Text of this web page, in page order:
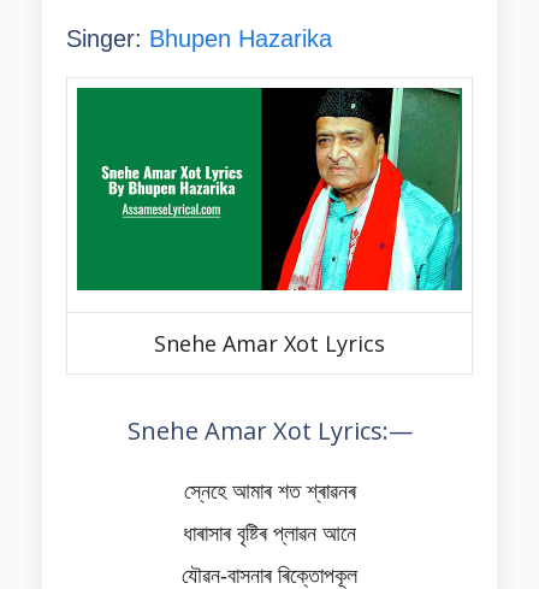
Singer: Bhupen Hazarika
Snehe Amar Xot Lyrics
Snehe Amar Xot Lyrics:—
স্নেহে আমাৰ শত শ্ৰাৱনৰ
ধাৰাসাৰ বৃষ্টিৰ প্লাৱন আনে
যৌৱন-বাসনাৰ ৰিক্তোপকূল